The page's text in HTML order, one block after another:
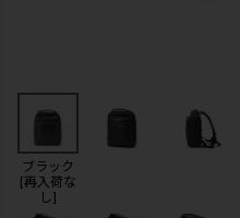
ブラック
[再入荷な
し]